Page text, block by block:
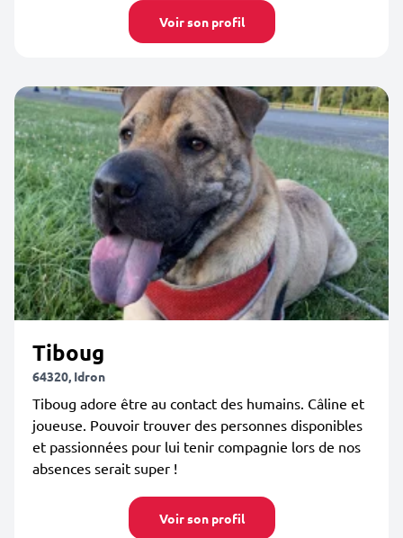
Voir son profil
Tiboug
64320, Idron
Tiboug adore être au contact des humains. Câline et
joueuse. Pouvoir trouver des personnes disponibles
et passionnées pour lui tenir compagnie lors de nos
absences serait super !
Voir son profil